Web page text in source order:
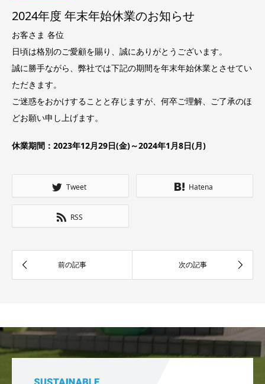
2024年度 年末年始休業のお知らせ
お客さま 各位
日頃は格別のご愛顧を賜り、誠にありがとうございます。
誠に勝手ながら、弊社では下記の期間を年末年始休業とさせてい
ただきます。
ご迷惑をおかけすることと存じますが、何卒ご理解、ご了承のほ
どお願い申し上げます。
休業期間：2023年12月29日(金)～2024年1月8日(月)
Tweet Hatena
RSS